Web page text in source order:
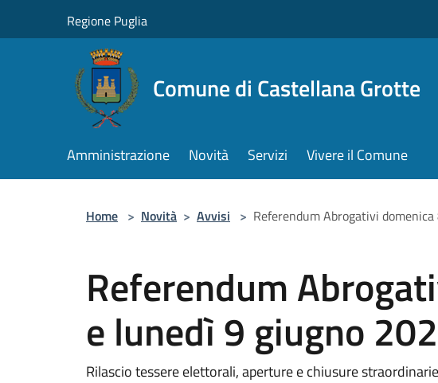
Regione Puglia
Comune di Castellana Grotte
Amministrazione Novità Servizi Vivere il Comune
Home > Novità > Avvisi > Referendum Abrogativi
Referendum
e lunedì 9 giugno
Rilascio tessere elettorali, aperture e chiusure